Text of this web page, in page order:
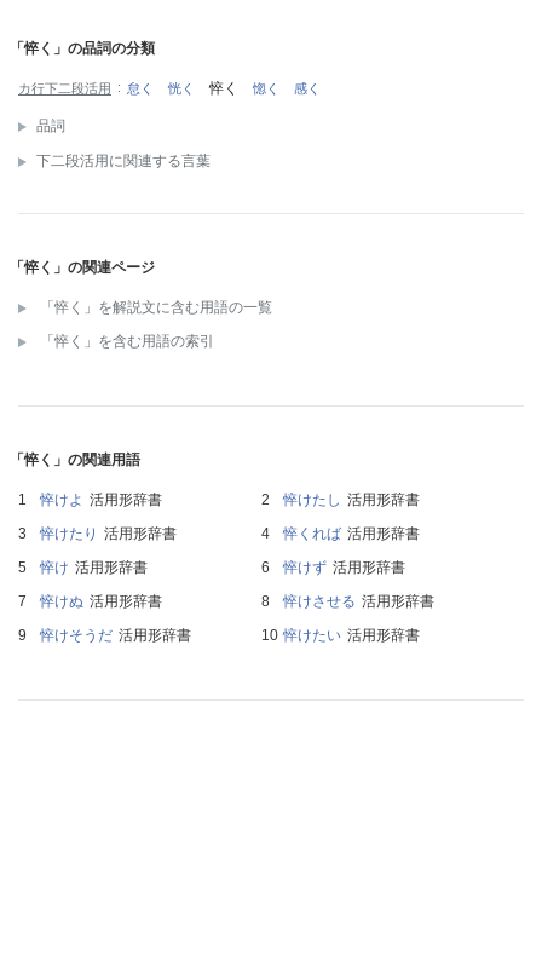
「悴く」の品詞の分類
カ行下二段活用 怠く 恍く 悴く 惚く 感く
品詞
下二段活用に関連する言葉
「悴く」の関連ページ
「悴く」を解説文に含む用語の一覧
「悴く」を含む用語の索引
「悴く」の関連用語
悴けよ 活用形辞書 悴けたし 活用形辞書
悴けたり 活用形辞書 悴くれば 活用形辞書
悴け 活用形辞書 悴けず 活用形辞書
悴けぬ 活用形辞書 悴けさせる 活用形辞書
悴けそうだ 活用形辞書 悴けたい 活用形辞書